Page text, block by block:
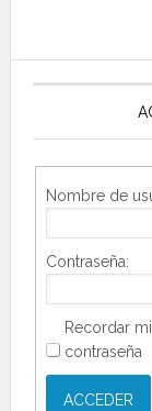
Nombre de
Contraseña:
Recordar mi
contraseña
ACCEDER